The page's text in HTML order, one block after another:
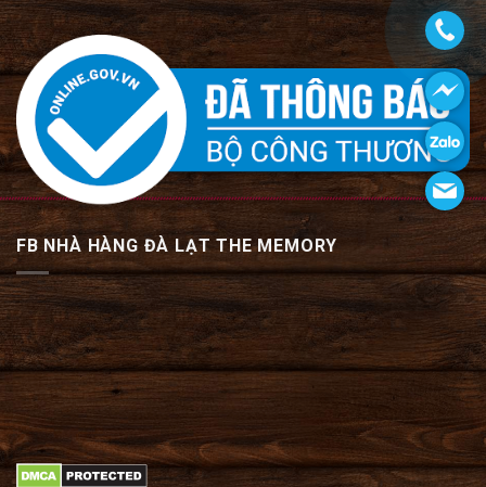
FB NHÀ HÀNG ĐÀ LẠT THE MEMORY